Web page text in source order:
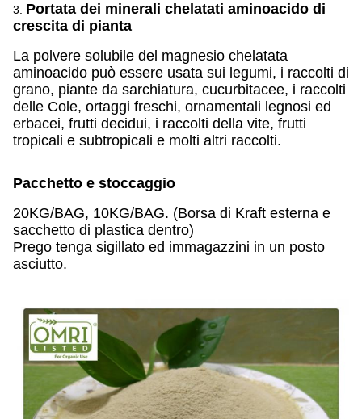
3. Portata dei minerali chelatati aminoacido di
crescita di pianta
La polvere solubile del magnesio chelatata
aminoacido può essere usata sui legumi, i raccolti di
grano, piante da sarchiatura, cucurbitacee, i raccolti
delle Cole, ortaggi freschi, ornamentali legnosi ed
erbacei, frutti decidui, i raccolti della vite, frutti
tropicali e subtropicali e molti altri raccolti.
Pacchetto e stoccaggio
20KG/BAG, 10KG/BAG. (Borsa di Kraft esterna e
sacchetto di plastica dentro)
Prego tenga sigillato ed immagazzini in un posto
asciutto.